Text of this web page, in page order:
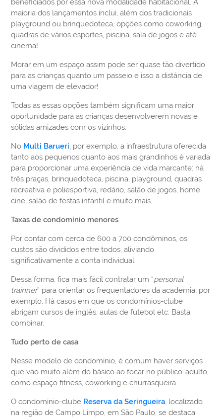
beneficiados por essa nova modalidade habitacional. A
maioria dos lançamentos inclui, além dos tradicionais
playground ou brinquedoteca, opções como coworking,
quadras de vários esportes, piscina, sala de jogos e até
cinema!
Morar em um espaço assim pode ser quase tão divertido
para as crianças quanto um passeio e isso a distância de
uma viagem de elevador!
Todas as essas opções também significam uma maior
oportunidade para as crianças desenvolverem novas e
sólidas amizades com os vizinhos.
No Multi Barueri, por exemplo, a infraestrutura oferecida
tanto aos pequenos quanto aos mais grandinhos é variada
para proporcionar uma experiência de vida marcante: há
três praças, brinquedoteca, piscina, playground, quadras
recreativa e poliesportiva, redário, salão de jogos, home
cine, salão de festas infantil e muito mais.
Taxas de condomínio menores
Por contar com cerca de 600 a 700 condôminos, os
custos são divididos entre todos, aliviando
significativamente a conta individual.
Dessa forma, fica mais fácil contratar um “personal
trainner” para orientar os frequentadores da academia, por
exemplo. Há casos em que os condomínios-clube
abrigam cursos de inglês, aulas de futebol etc. Basta
combinar.
Tudo perto de casa
Nesse modelo de condomínio, é comum haver serviços
que vão muito além do básico ao focar no público-adulto,
como espaço fitness, coworking e churrasqueira.
O condomínio-clube Reserva da Seringueira, localizado
na região de Campo Limpo, em São Paulo, se destaca